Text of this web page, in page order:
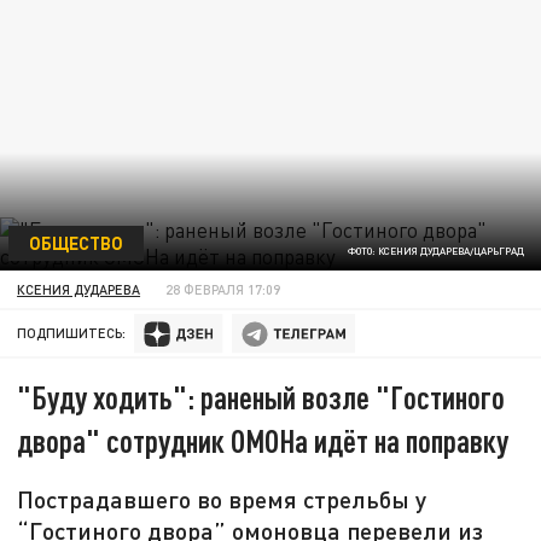
ФОТО: КСЕНИЯ ДУДАРЕВА/ЦАРЬГРАД
ОБЩЕСТВО
КСЕНИЯ ДУДАРЕВА 28 ФЕВРАЛЯ 17:09
ПОДПИШИТЕСЬ:
"Буду ходить": раненый возле "Гостиного
двора" сотрудник ОМОНа идёт на поправку
Пострадавшего во время стрельбы у
“Гостиного двора” омоновца перевели из